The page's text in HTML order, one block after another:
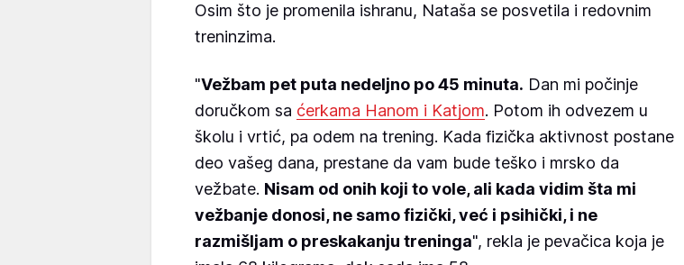
Osim što je promenila ishranu, Nataša se posvetila i redovnim
treninzima.
"Vežbam pet puta nedeljno po 45 minuta. Dan mi počinje
doručkom sa ćerkama Hanom i Katjom. Potom ih odvezem u
školu i vrtić, pa odem na trening. Kada fizička aktivnost postane
deo vašeg dana, prestane da vam bude teško i mrsko da
vežbate. Nisam od onih koji to vole, ali kada vidim šta mi
vežbanje donosi, ne samo fizički, već i psihički, i ne
razmišljam o preskakanju treninga", rekla je pevačica koja je